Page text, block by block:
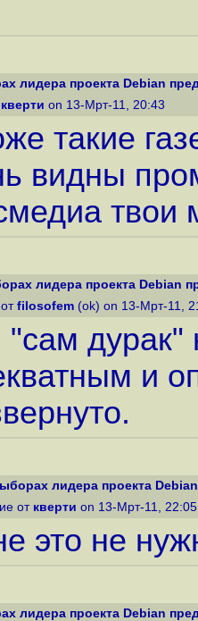
лидера проекта Debian
кверти on 13-Мрт-11, 20:43
такие
видны
твои
лидера проекта Debian
filosofem (ok) on 13-Мрт-11,
дурак"
и
лидера проекта
от кверти on 13-Мрт-11,
это не
лидера проекта Debian